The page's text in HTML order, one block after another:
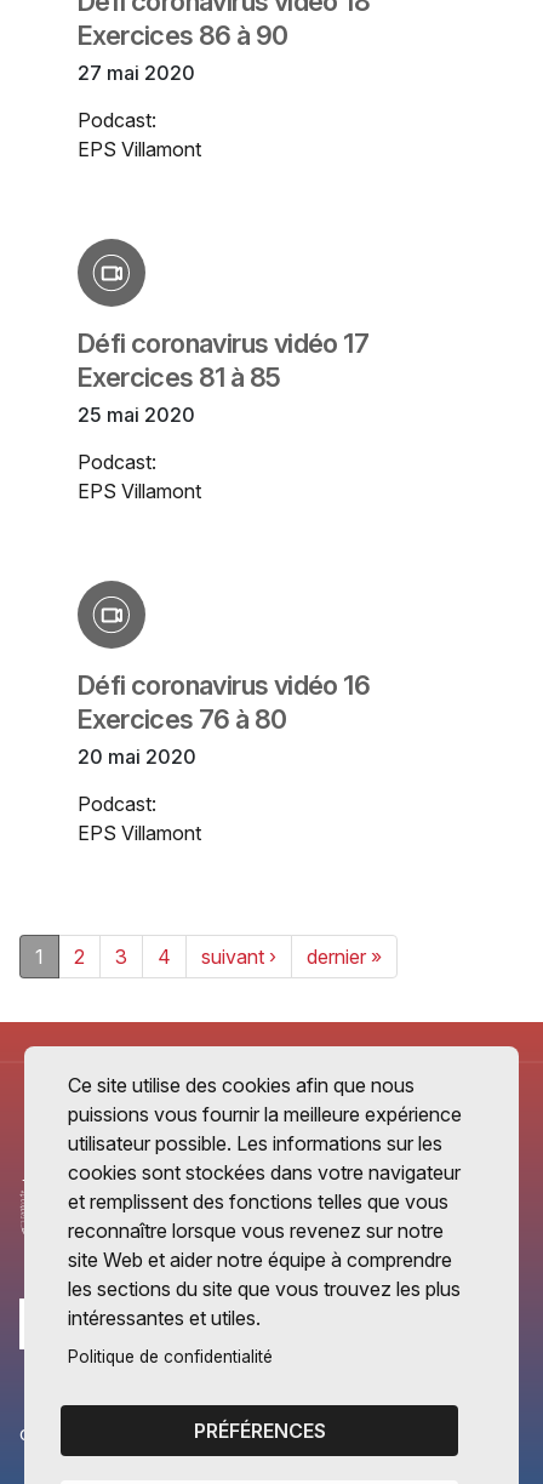
Exercices 86 à 90
27 mai 2020
Podcast:
EPS Villamont
Défi coronavirus vidéo 17
Exercices 81 à 85
25 mai 2020
Podcast:
EPS Villamont
Défi coronavirus vidéo 16
Exercices 76 à 80
20 mai 2020
Podcast:
EPS Villamont
1 2 3 4 suivant › dernier »
CANTONS PARTENAIRES
Vaud
Ce site utilise des cookies afin que nous
puissions vous fournir la meilleure expérience
utilisateur possible. Les informations sur les
cookies sont stockées dans votre navigateur
et remplissent des fonctions telles que vous
reconnaître lorsque vous revenez sur notre
site Web et aider notre équipe à comprendre
les sections du site que vous trouvez les plus
intéressantes et utiles.
Politique de confidentialité
PRÉFÉRENCES